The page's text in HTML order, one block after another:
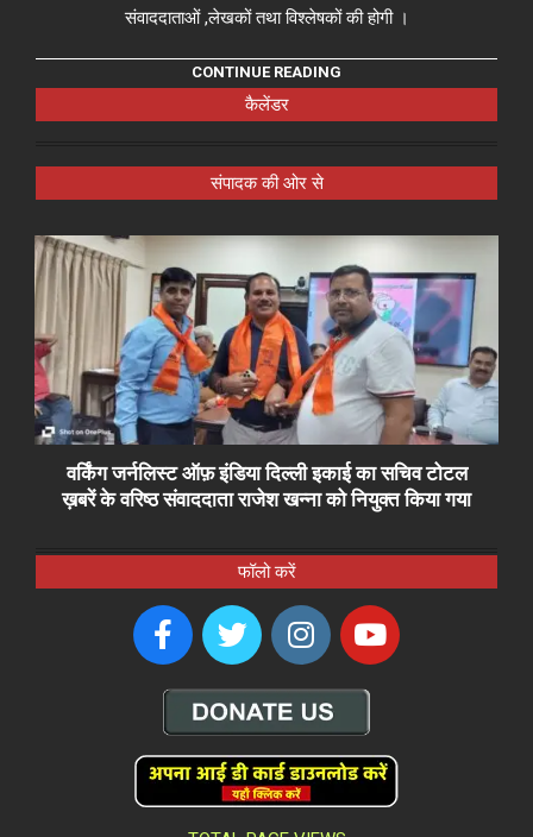
संवाददाताओं ,लेखकों तथा विश्लेषकों की होगी ।
CONTINUE READING
कैलेंडर
संपादक की ओर से
वर्किंग जर्नलिस्ट ऑफ़ इंडिया दिल्ली इकाई का सचिव टोटल
ख़बरें के वरिष्ठ संवाददाता राजेश खन्ना को नियुक्त किया गया
फॉलो करें